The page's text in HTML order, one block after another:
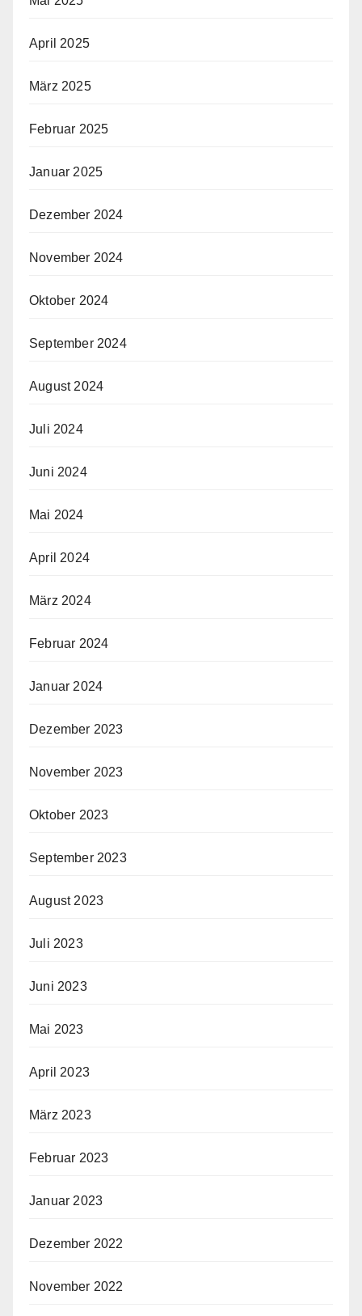
April 2025
März 2025
Februar 2025
Januar 2025
Dezember 2024
November 2024
Oktober 2024
September 2024
August 2024
Juli 2024
Juni 2024
Mai 2024
April 2024
März 2024
Februar 2024
Januar 2024
Dezember 2023
November 2023
Oktober 2023
September 2023
August 2023
Juli 2023
Juni 2023
Mai 2023
April 2023
März 2023
Februar 2023
Januar 2023
Dezember 2022
November 2022